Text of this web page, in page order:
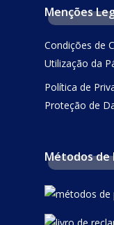
Menções
Condições de
Utilização da
Política de
Proteção de
Métodos de